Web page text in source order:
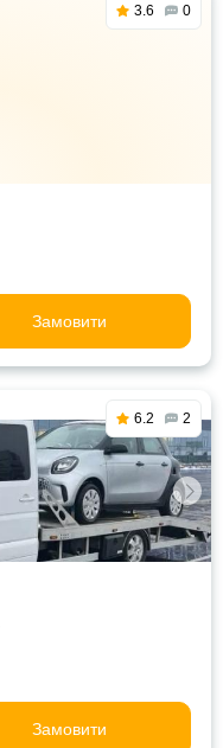
3.6 0
Замовити
6.2 2
Замовити